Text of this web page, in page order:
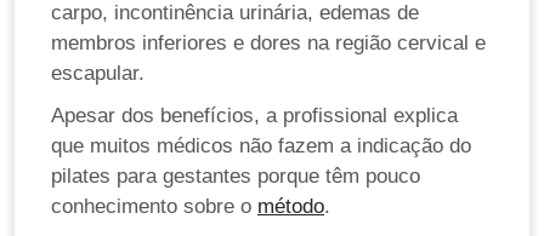
carpo, incontinência urinária, edemas de
membros inferiores e dores na região cervical e
escapular.
Apesar dos benefícios, a profissional explica
que muitos médicos não fazem a indicação do
pilates para gestantes porque têm pouco
conhecimento sobre o método.